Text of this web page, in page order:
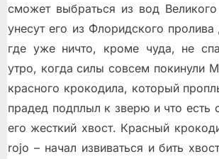
сможет выбраться из вод
унесут его из Флоридского
где уже ничто, кроме чуда, не
утро, когда силы совсем покинули
красного крокодила, который
прадед подплыл к зверю и что есть
его жесткий хвост. Красный
rojo – начал извиваться и бить